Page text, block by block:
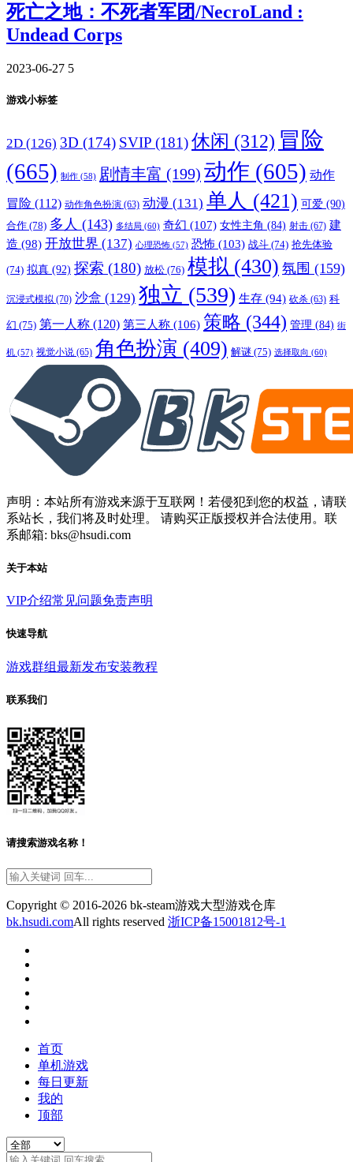
死亡之地：不死者军团/NecroLand :
Undead Corps
2023-06-27 5
游戏小标签
2D (126) 3D (174) SVIP (181)休闲 (312) 冒险
(665) 制作 (58) 剧情丰富 (199) 动作 (605) 动作
冒险 (112) 动作角色扮演 (63) 动漫 (131) 单人 (421) 可爱 (90)
合作 (78) 多人 (143) 多结局 (60) 奇幻 (107) 女性主角 (84) 射击 (67) 建
造 (98) 开放世界 (137) 心理恐怖 (57) 恐怖 (103) 战斗 (74) 抢先体验
(74) 拟真 (92) 探索 (180) 放松 (76) 模拟 (430) 氛围 (159)
沉浸式模拟 (70) 沙盒 (129) 独立 (539) 生存 (94) 砍杀 (63) 科
幻 (75) 第一人称 (120) 第三人称 (106) 策略 (344) 管理 (84) 街
机 (57) 视觉小说 (65) 角色扮演 (409) 解谜 (75) 选择取向 (60)
声明：本站所有游戏来源于互联网！若侵犯到您的权益，请联
系站长，我们将及时处理。 请购买正版授权并合法使用。联
系邮箱: bks@hsudi.com
关于本站
VIP介绍常见问题免责声明
快速导航
游戏群组最新发布安装教程
联系我们
请搜索游戏名称！
Copyright © 2016-2026 bk-steam游戏大型游戏仓库
bk.hsudi.comAll rights reserved 浙ICP备15001812号-1
首页
单机游戏
每日更新
我的
顶部